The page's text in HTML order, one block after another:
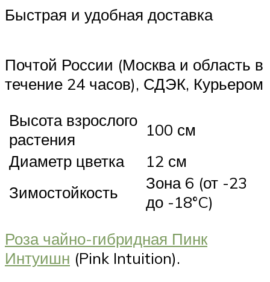
Быстрая и удобная доставка
Почтой России (Москва и область в
течение 24 часов), СДЭК, Курьером
Высота взрослого
растения
100 см
Диаметр цветка
12 см
Зимостойкость
Зона 6 (от -23
до -18°C)
Роза чайно-гибридная Пинк
Интуишн (Pink Intuition).